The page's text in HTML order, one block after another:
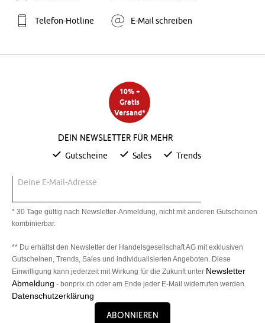
Telefon-Hotline E-Mail schreiben
10% +
Gratis
Versand*
Dein Newsletter für mehr
Gutscheine Sales Trends
Deine E-Mail-Adresse
* 30 Tage gültig nach Newsletter-Anmeldung, nicht mit anderen Gutscheinen
kombinierbar.
** Du erhältst den Newsletter der Handelsgesellschaft AG mit exklusiven
Gutscheinen, Trends, Sales und individualisierten Angeboten. Diese
Einwilligung kann jederzeit mit Wirkung für die Zukunft unter Newsletter
Abmeldung - bonprix.ch oder am Ende jeder E-Mail widerrufen werden.
Datenschutzerklärung
Abonnieren